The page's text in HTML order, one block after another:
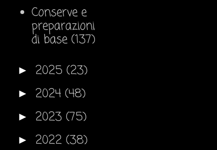
Conserve e
preparazioni
di base (137)
► 2025 (23)
► 2024 (48)
► 2023 (75)
► 2022 (38)